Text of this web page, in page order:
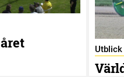
Utblick